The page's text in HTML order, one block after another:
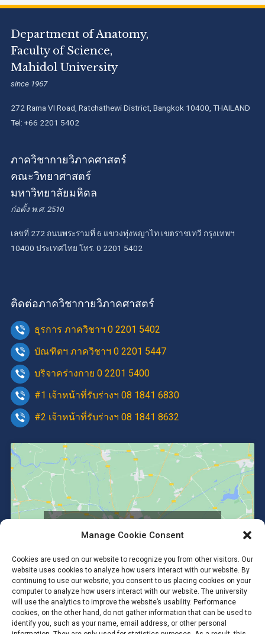
Manage Cookie Consent
Cookies are used on our website to recognize you from other visitors. Our
website uses cookies to analyze how users interact with our website. By
continuing to use our website, you consent to us placing cookies on your
computer to analyze how users interact with our website. The university
will use the analytics to improve the website’s usability. Performance
cookies, on the other hand, do not gather information that can be used to
identify you, such as your name, email address, or other personal
Department of Anatomy,
Faculty of Science,
Mahidol University
since 1967
272 Rama VI Road, Ratchathewi District, Bangkok 10400, THAILAND
Tel: +66 2201 5402
ภาควิชากายวิภาคศาสตร์
คณะวิทยาศาสตร์
มหาวิทยาลัยมหิดล
ก่อตั้ง พ.ศ. 2510
เลขที่ 272 ถนนพระรามที่ 6 แขวงทุ่งพญาไท เขตราชเทวี กรุงเทพฯ
10400 ประเทศไทย โทร. 0 2201 5402
ติดต่อภาควิชากายวิภาคศาสตร์
ธุรการ ภาควิชาฯ 0 2201 5402
บัณฑิตฯ ภาควิชาฯ 0 2201 5447
บริจาคร่างกาย 0 2201 5400
#1 เจ้าหน้าที่รับร่างฯ 08 1841 6830
#2 เจ้าหน้าที่รับร่างฯ 08 1841 8632
enable this content